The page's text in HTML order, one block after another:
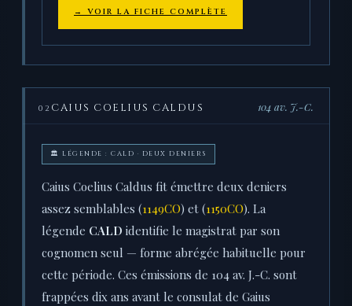
→ VOIR LA FICHE COMPLÈTE
02 CAIUS COELIUS CALDUS 104 av. J.-C.
🏛 LÉGENDE : CALD · DEUX DENIERS
Caius Coelius Caldus fit émettre deux deniers
assez semblables (1149CO) et (1150CO). La
légende CALD identifie le magistrat par son
cognomen seul — forme abrégée habituelle pour
cette période. Ces émissions de 104 av. J.-C. sont
frappées dix ans avant le consulat de Gaius